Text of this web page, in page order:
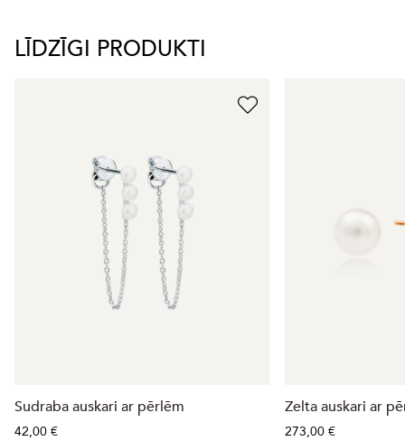
LĪDZĪGI PRODUKTI
Sudraba auskari ar pērlēm
42,00 €
Zelta auskari ar
273,00 €